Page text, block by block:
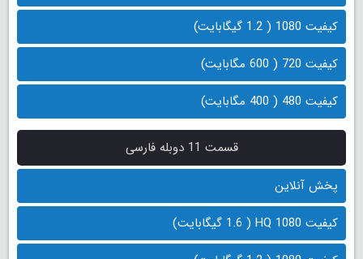
کیفیت 1080 ( 1.2 گیگابایت)
کیفیت 720 ( 600 مگابایت)
کیفیت 480 ( 400 مگابایت)
قسمت 11 دوبله فارسی
پخش آنلاین
کیفیت 1080 HQ ( 1.6 گیگابایت)